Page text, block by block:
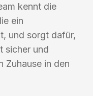
kennt die
ein
und sorgt dafür,
sicher und
Zuhause in den